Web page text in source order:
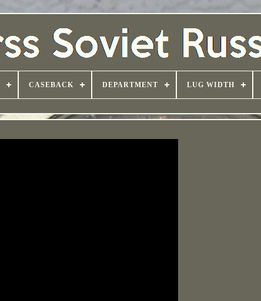
CASEBACK DEPARTMENT LUG WIDTH